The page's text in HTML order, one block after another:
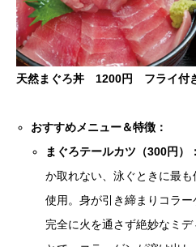
天然まぐろ丼 1200円 フライ付
おすすめメニュー＆特徴：
まぐろテールカツ（300円）：
か取れない、泳ぐときに最
使用。身が引き締まりコラー
完全に火を通さず絶妙なミ